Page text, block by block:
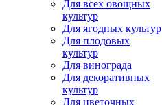
Для всех овощных
культур
Для ягодных культур
Для плодовых
культур
Для винограда
Для декоративных
культур
Для цветочных